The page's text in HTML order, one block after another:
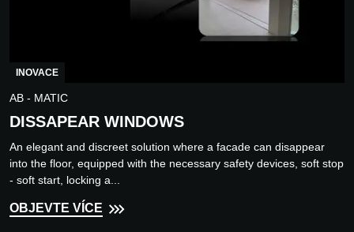
INOVACE
AB - MATIC
DISSAPEAR WINDOWS
An elegant and discreet solution where a facade can disappear
into the floor, equipped with the necessary safety devices, soft stop
- soft start, locking a...
OBJEVTE VÍCE